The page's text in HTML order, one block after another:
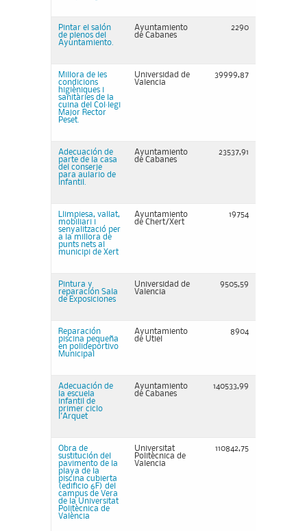
Pintar el salón
de plenos del
Ayuntamiento.
Ayuntamiento
de Cabanes
2290
Millora de les
condicions
higièniques i
sanitàries de la
cuina del Col·legi
Major Rector
Peset.
Universidad de
Valencia
39999,87
Adecuación de
parte de la casa
del conserje
para aulario de
infantil.
Ayuntamiento
de Cabanes
23537,91
Llimpiesa, vallat,
mobiliari i
senyalització per
a la millora de
punts nets al
municipi de Xert
Ayuntamiento
de Chert/Xert
19754
Pintura y
reparación Sala
de Exposiciones
Universidad de
Valencia
9505,59
Reparación
piscina pequeña
en polideportivo
Municipal
Ayuntamiento
de Utiel
8904
Adecuación de
la escuela
infantil de
primer ciclo
l'Arquet
Ayuntamiento
de Cabanes
140533,99
Obra de
sustitución del
pavimento de la
playa de la
piscina cubierta
(edificio 6F) del
campus de Vera
de la Universitat
Politècnica de
València
Universitat
Politècnica de
Valencia
110842,75